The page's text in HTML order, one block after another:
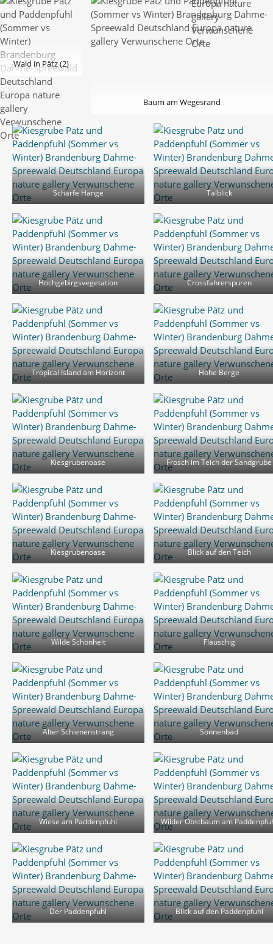
Wald in Pätz (2)
Baum am Wegesrand
Scharfe Hänge Talblick
Hochgebirgsvegetation Crossfahrerspuren
Tropical Island am Horizont Hohe Berge
Kiesgrubenoase Frosch im Teich der Sandgrube
Kiesgrubenoase Blick auf den Teich
Wilde Schönheit Flauschig
Alter Schienenstrang Sonnenbad
Wiese am Paddenpfuhl Wilder Obstbaum am
Der Paddenpfuhl Blick auf den Paddenpfuhl